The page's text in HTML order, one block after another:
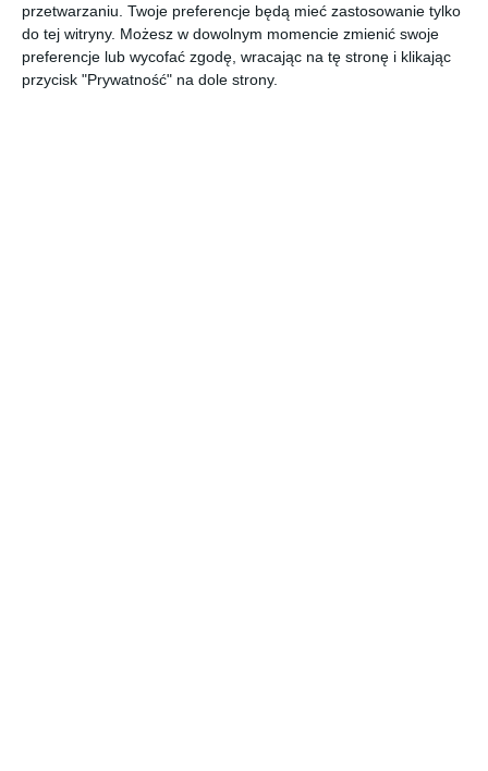
przetwarzaniu. Twoje preferencje będą mieć zastosowanie tylko
do tej witryny. Możesz w dowolnym momencie zmienić swoje
preferencje lub wycofać zgodę, wracając na tę stronę i klikając
przycisk "Prywatność" na dole strony.